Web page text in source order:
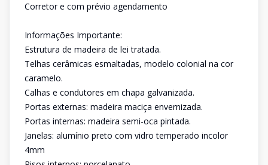
Corretor e com prévio agendamento
Informações Importante:
Estrutura de madeira de lei tratada.
Telhas cerâmicas esmaltadas, modelo colonial na cor
caramelo.
Calhas e condutores em chapa galvanizada.
Portas externas: madeira maciça envernizada.
Portas internas: madeira semi-oca pintada.
Janelas: alumínio preto com vidro temperado incolor
4mm